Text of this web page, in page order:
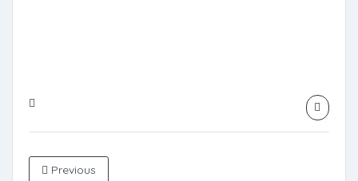
Previous